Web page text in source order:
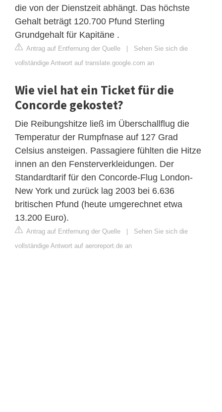
die von der Dienstzeit abhängt. Das höchste
Gehalt beträgt 120.700 Pfund Sterling
Grundgehalt für Kapitäne .
Antrag auf Entfernung der Quelle | Sehen Sie sich die
vollständige Antwort auf translate.google.com an
Wie viel hat ein Ticket für die
Concorde gekostet?
Die Reibungshitze ließ im Überschallflug die
Temperatur der Rumpfnase auf 127 Grad
Celsius ansteigen. Passagiere fühlten die Hitze
innen an den Fensterverkleidungen. Der
Standardtarif für den Concorde-Flug London-
New York und zurück lag 2003 bei 6.636
britischen Pfund (heute umgerechnet etwa
13.200 Euro).
Antrag auf Entfernung der Quelle | Sehen Sie sich die
vollständige Antwort auf aeroreport.de an